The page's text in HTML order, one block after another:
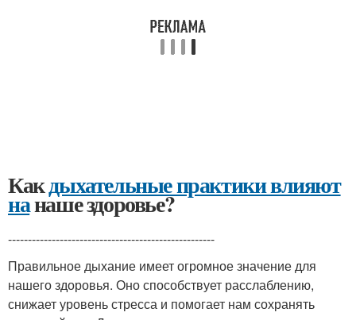
Какдыхательные практики влияют
нанаше здоровье?
----------------------------------------------------
Правильное дыхание имеет огромное значение для
нашего здоровья. Оно способствует расслаблению,
снижает уровень стресса и помогает нам сохранять